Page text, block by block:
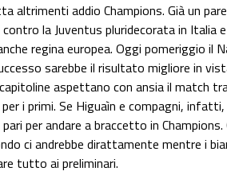
altrimenti addio Champions. Già un
la Juventus pluridecorata in Italia
regina europea. Oggi pomeriggio il
sarebbe il risultato migliore in
aspettano con ansia il match
i primi. Se Higuaìn e compagni,
per andare a braccetto in
ci andrebbe dirattamente mentre i
tutto ai preliminari.